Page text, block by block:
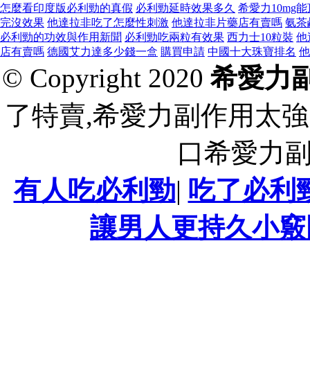
怎麼看印度版必利勁的真假 必利勁延時效果多久 希愛力10mg
完沒效果 他達拉非吃了怎麼性刺激 他達拉非片藥店有賣嗎 氨茶
必利勁的功效與作用新聞 必利勁吃兩粒有效果 西力士10粒裝 他
店有賣嗎 德國艾力達多少錢一盒 購買申請 中國十大珠寶排名
© Copyright 2020 希愛力
了特賣,希愛力副作用太
口希愛力
有人吃必利勁| 吃了必利
讓男人更持久小